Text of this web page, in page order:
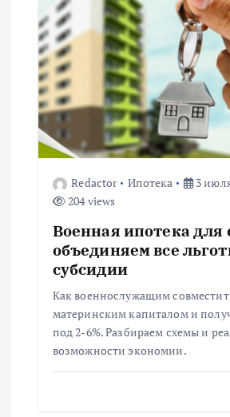
и
я
п
о
Redactor Ипотека
3
204 views
Военная ипотека для
объединяем все
субсидии
Как военнослужащим
материнским капиталом и
под 2-6%. Разбираем схемы и
возможности экономии.